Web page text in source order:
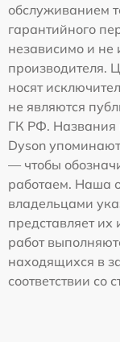
обслуживанием
гарантийного
независимо и не
производителя.
носят
не являются
ГК РФ. Названия
Dyson
— чтобы
работаем. Наша
владельцами
представляет
работ
находящихся в
соответствии со